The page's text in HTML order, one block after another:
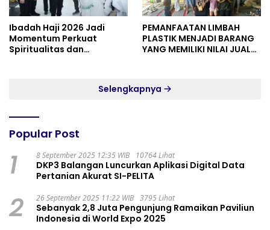
Ibadah Haji 2026 Jadi
Momentum Perkuat
Spiritualitas dan
PEMANFAATAN LIMBAH
PLASTIK MENJADI BARANG
YANG MEMILIKI NILAI JUAL
Selengkapnya
Popular Post
1 8 September 2025 12:35 WIB 10764 Lihat
DKP3 Balangan Luncurkan Aplikasi Digital Data
Pertanian Akurat SI-PELITA
2 26 September 2025 11:22 WIB 3795 Lihat
Sebanyak 2,8 Juta Pengunjung Ramaikan Paviliun
Indonesia di World Expo 2025